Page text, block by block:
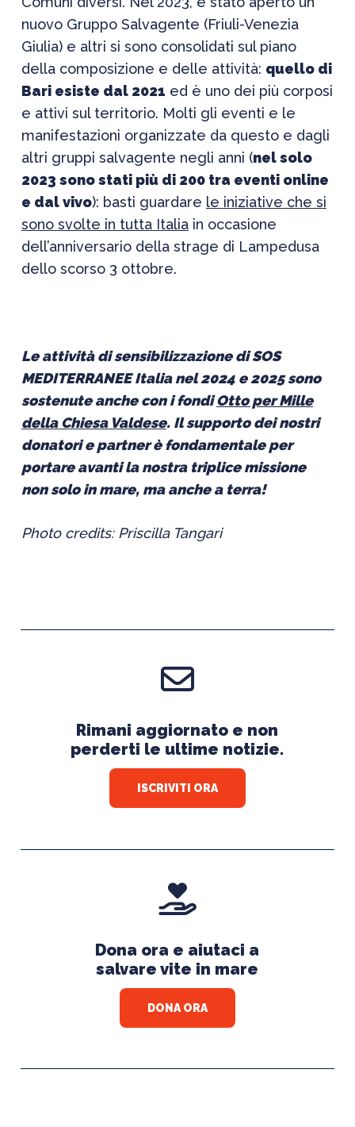
nuovo Gruppo Salvagente (Friuli-Venezia
Giulia) e altri si sono consolidati sul piano
della composizione e delle attività: quello di
Bari esiste dal 2021 ed è uno dei più corposi
e attivi sul territorio. Molti gli eventi e le
manifestazioni organizzate da questo e dagli
altri gruppi salvagente negli anni (nel solo
2023 sono stati più di 200 tra eventi online
e dal vivo): basti guardare le iniziative che si
sono svolte in tutta Italiain occasione
dell’anniversario della strage di Lampedusa
dello scorso 3 ottobre.
Le attività di sensibilizzazione di SOS
MEDITERRANEE Italia nel 2024 e 2025 sono
sostenute anche con i fondiOtto per Mille
della Chiesa Valdese. Il supporto dei nostri
donatori e partner è fondamentale per
portare avanti la nostra triplice missione
non solo in mare, ma anche a terra!
Photo credits: Priscilla Tangari
Rimani aggiornato e non
perderti le ultime notizie.
ISCRIVITI ORA
Dona ora e aiutaci a
salvare vite in mare
DONA ORA